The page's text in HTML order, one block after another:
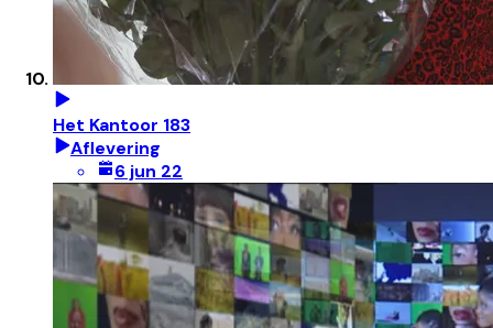
Het Kantoor 183
Aflevering
6 jun 22